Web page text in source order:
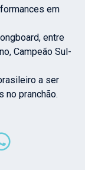
em
entre
Campeão Sul-
a ser
no pranchão.